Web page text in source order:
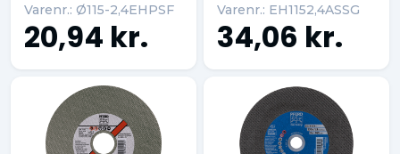
Varenr.: Ø115-2,4EHPSF
20,94 kr.
Varenr.: EH1152,4ASSG
34,06 kr.